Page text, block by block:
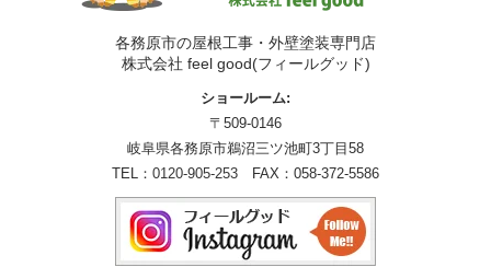
各務原市の屋根工事・外壁塗装専門店
株式会社 feel good(フィールグッド)
ショールーム:
〒509-0146
岐阜県各務原市鵜沼三ツ池町3丁目58
TEL： 0120-905-253 FAX：058-372-5586